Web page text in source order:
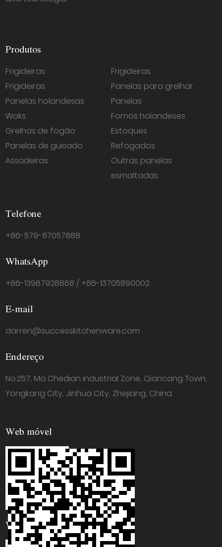
Produtos
Frigideiras
Frigideiras
Panelas holandesas
Woks
Grelhas de fogão
Panelas de guisado
Assadeiras
Frigideiras
Panelas para grelhar
Panelas
Fornos holandeses
Estoques
Refogados
Outras panelas
esmaltadas
Telefone
+86-579-87057888
WhatsApp
+86-13967928868 / +86-13705890002
E-mail
darren@successkitchenware.com
Endereço
No.257, Ma Chedian industrial Zone, Qiancang Town,
Yongkang City, Jinhua City, Zhejiang, China.
Web móvel
WhatsApp